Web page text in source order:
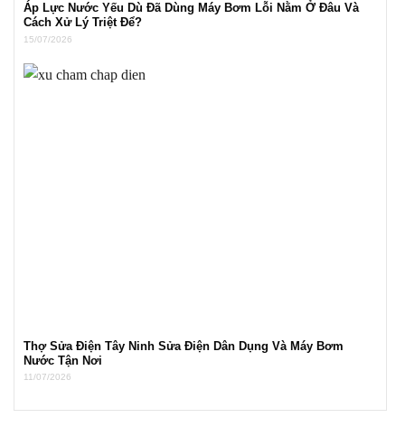
Áp Lực Nước Yếu Dù Đã Dùng Máy Bơm Lỗi Nằm Ở Đâu Và
Cách Xử Lý Triệt Để?
15/07/2026
Thợ Sửa Điện Tây Ninh Sửa Điện Dân Dụng Và Máy Bơm
Nước Tận Nơi
11/07/2026